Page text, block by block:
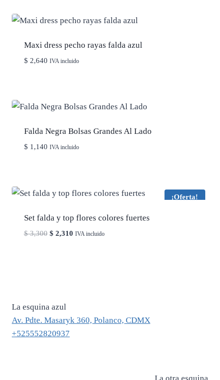
Maxi dress pecho rayas falda azul
$ 2,640 IVA incluido
Falda Negra Bolsas Grandes Al Lado
$ 1,140 IVA incluido
¡Oferta!
Set falda y top flores colores fuertes
$3,300 El
$ 2,310ElIVA incluido
La esquina azul
Av. Pdte. Masaryk 360, Polanco, CDMX
+525552820937